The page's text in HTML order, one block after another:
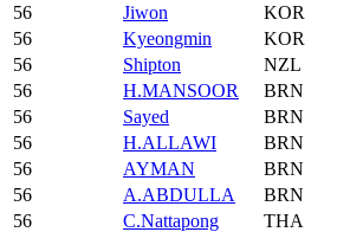
56
Jiwon KOR
56
Kyeongmin KOR
56
Shipton NZL
56
H.MANSOOR BRN
56
Sayed BRN
56
H.ALLAWI BRN
56
AYMAN BRN
56
A.ABDULLA BRN
56
C.Nattapong THA